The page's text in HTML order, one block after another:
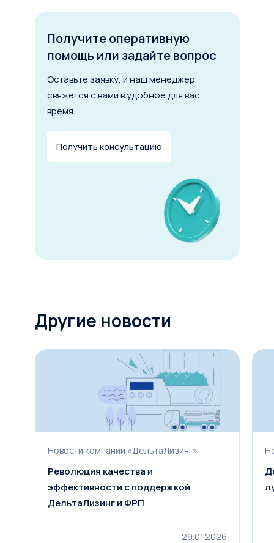
Получите оперативную
помощь или задайте вопрос
Оставьте заявку, и наш менеджер
свяжется с вами в удобное для вас
время
Получить консультацию
Другие новости
Новости компании «ДельтаЛизинг»
Революция качества и
эффективности с поддержкой
ДельтаЛизинг и ФРП
29.01.2026
лизинга
Рассчитать лизинг